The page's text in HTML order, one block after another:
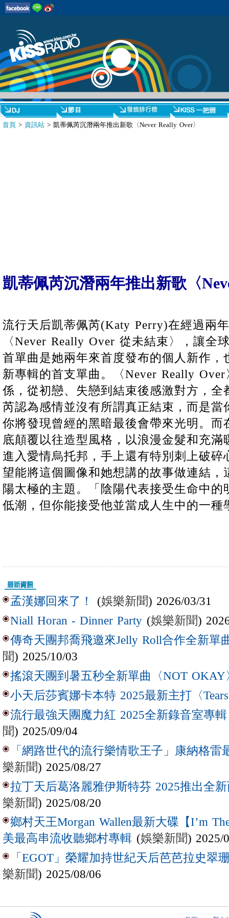
首頁 > 資訊站 > 凱蒂佩芮沉潛兩年推出新歌〈Never Really Over〉
凱蒂佩芮沉潛兩年推出新歌〈
流行天后凱蒂佩芮(Katy Perry)在經過兩
〈Never Really Over 從未結束〉，讓全
首單曲是她兩年來首度發布的個人新作，
新專輯的首支單曲。〈Never Really
係，從初戀、失戀到結束後感激對方，全
芮認為感情並沒有所謂真正結束，而是當
你將發現曾經的黑暗最後會帶來光明。而
底顛覆以往造型風格，以浪漫金髮和充
進入愛情烏托邦，手上還有特別刺上破碎
望能將這個圖像和她想講的故事做連結，
陽太極的主題。「陰陽代表接受生命中
低潮，但你能接受他並當成人生中的一種
孟漢娜回來了！ (娛樂新聞) 2026/03/31
Niall Horan - Dinner Party (娛樂新聞)
傳奇天團邦喬飛邀來Jelly Roll合作全新單
聞) 2025/10/03
搖滾天團到暑五秒全新單曲〈NOT OKAY
小天后莎賓娜卡本特 2025最新主打〈
流行最強天團魔力紅 2025全新錄音室專
聞) 2025/09/04
「網路世代的流行樂情歌王子」康納格雷
樂新聞) 2025/08/27
拉丁天后葛洛麗雅伊斯特芬 2025推出全新
樂新聞) 2025/08/20
鄉村天王Morgan Wallen最新大碟【I’m
美最高串流收聽鄉村專輯 (娛樂新聞) 2025/
「EGOT」榮耀加持世紀天后芭芭拉史翠
樂新聞) 2025/08/06